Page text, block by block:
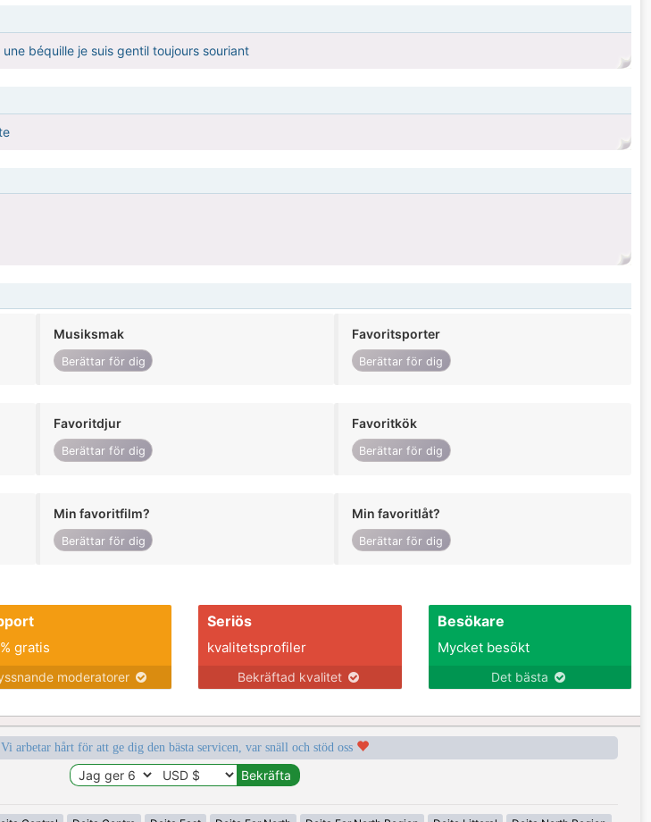
béquille je suis gentil toujours souriant
Musiksmak
Berättar för dig
Favoritsporter
Berättar för dig
Favoritdjur
Berättar för dig
Favoritkök
Berättar för dig
Min favoritfilm?
Berättar för dig
Min favoritlåt?
Berättar för dig
gratis
moderatorer
Seriös
kvalitetsprofiler
Bekräftad kvalitet
Besökare
Mycket besökt
Det bästa
Vi arbetar hårt för att ge dig den bästa servicen, var snäll och stöd oss